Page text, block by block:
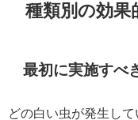
種類別の効果
最初に実施すべ
どの白い虫が発生し